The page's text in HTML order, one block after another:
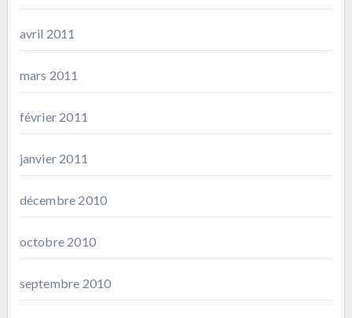
avril 2011
mars 2011
février 2011
janvier 2011
décembre 2010
octobre 2010
septembre 2010